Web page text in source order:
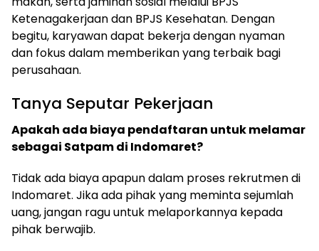
Ketenagakerjaan dan BPJS Kesehatan. Dengan
begitu, karyawan dapat bekerja dengan nyaman
dan fokus dalam memberikan yang terbaik bagi
perusahaan.
Tanya Seputar Pekerjaan
Apakah ada biaya pendaftaran untuk melamar
sebagai Satpam di Indomaret?
Tidak ada biaya apapun dalam proses rekrutmen di
Indomaret. Jika ada pihak yang meminta sejumlah
uang, jangan ragu untuk melaporkannya kepada
pihak berwajib.